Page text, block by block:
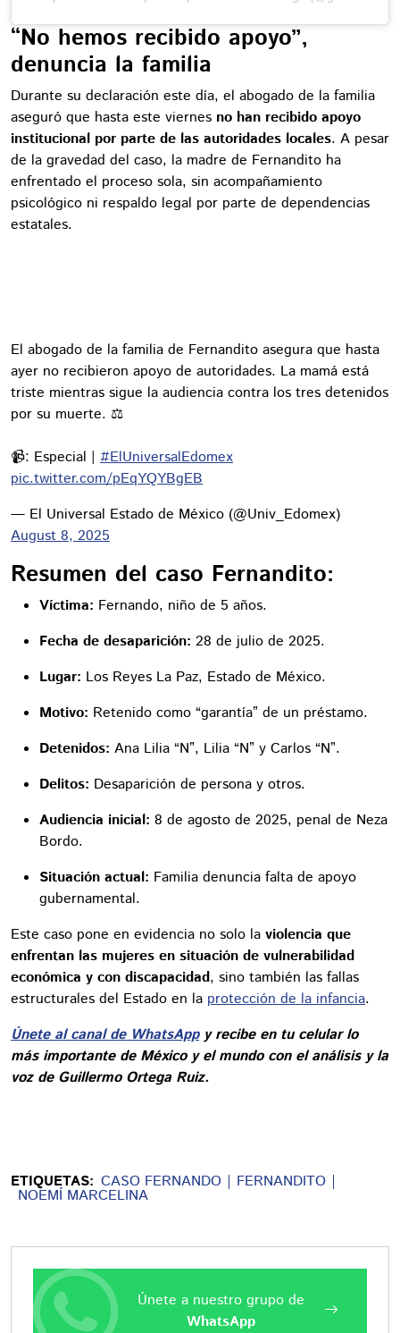
“No hemos recibido apoyo”,
denuncia la familia
Durante su declaración este día, el abogado de la familia
aseguró que hasta este viernes no han recibido apoyo
institucional por parte de las autoridades locales. A pesar
de la gravedad del caso, la madre de Fernandito ha
enfrentado el proceso sola, sin acompañamiento
psicológico ni respaldo legal por parte de dependencias
estatales.
El abogado de la familia de Fernandito asegura que hasta
ayer no recibieron apoyo de autoridades. La mamá está
triste mientras sigue la audiencia contra los tres detenidos
por su muerte. ⚖️
📹: Especial | #ElUniversalEdomex
pic.twitter.com/pEqYQYBgEB
— El Universal Estado de México (@Univ_Edomex)
August 8, 2025
Resumen del caso Fernandito:
Víctima: Fernando, niño de 5 años.
Fecha de desaparición: 28 de julio de 2025.
Lugar: Los Reyes La Paz, Estado de México.
Motivo: Retenido como “garantía” de un préstamo.
Detenidos: Ana Lilia “N”, Lilia “N” y Carlos “N”.
Delitos: Desaparición de persona y otros.
Audiencia inicial: 8 de agosto de 2025, penal de Neza
Bordo.
Situación actual: Familia denuncia falta de apoyo
gubernamental.
Este caso pone en evidencia no solo la violencia que
enfrentan las mujeres en situación de vulnerabilidad
económica y con discapacidad, sino también las fallas
estructurales del Estado en la protección de la infancia.
Únete al canal de WhatsAppy recibe en tu celular lo
más importante de México y el mundo con el análisis y la
voz de Guillermo Ortega Ruiz.
ETIQUETAS: CASO FERNANDO FERNANDITO
NOEMÍ MARCELINA
Únete a nuestro grupo de
WhatsApp